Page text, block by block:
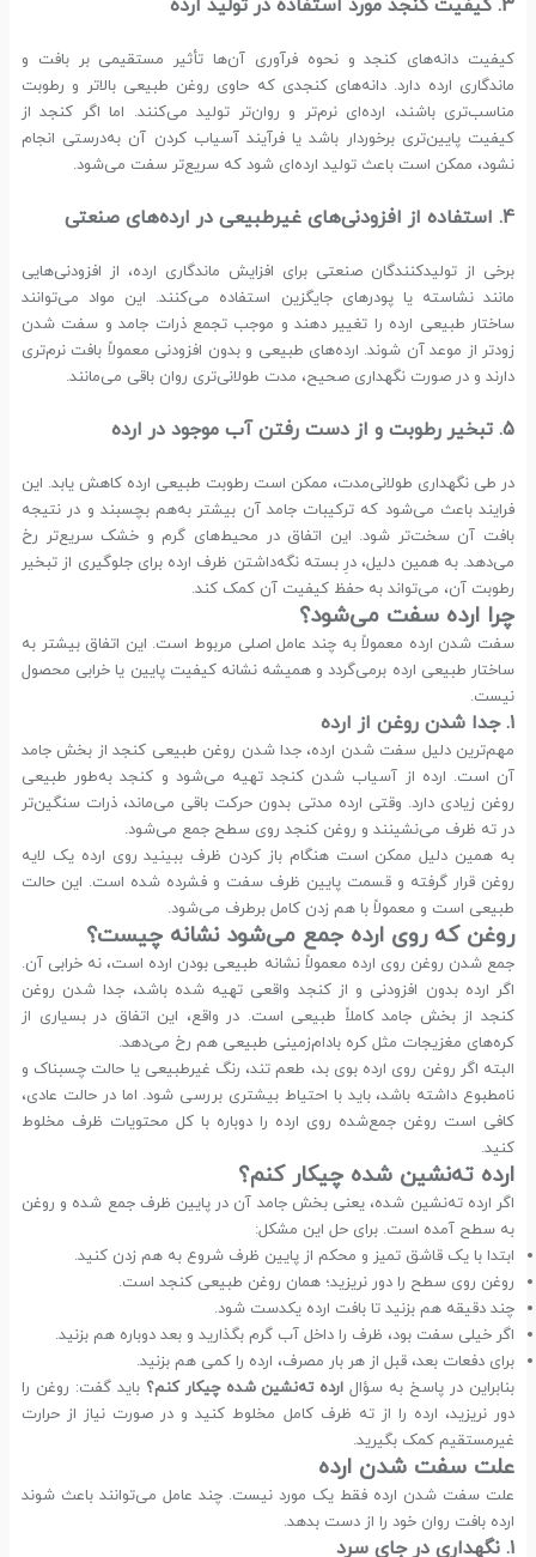
3. کیفیت کنجد مورد استفاده در تولید ارده
کیفیت دانه‌های کنجد و نحوه فرآوری آن‌ها تأثیر مستقیمی بر بافت و
ماندگاری ارده دارد. دانه‌های کنجدی که حاوی روغن طبیعی بالاتر و رطوبت
مناسب‌تری باشند، ارده‌ای نرم‌تر و روان‌تر تولید می‌کنند. اما اگر کنجد از
کیفیت پایین‌تری برخوردار باشد یا فرآیند آسیاب کردن آن به‌درستی انجام
نشود، ممکن است باعث تولید ارده‌ای شود که سریع‌تر سفت می‌شود.
4. استفاده از افزودنی‌های غیرطبیعی در ارده‌های صنعتی
برخی از تولیدکنندگان صنعتی برای افزایش ماندگاری ارده، از افزودنی‌هایی
مانند نشاسته یا پودرهای جایگزین استفاده می‌کنند. این مواد می‌توانند
ساختار طبیعی ارده را تغییر دهند و موجب تجمع ذرات جامد و سفت شدن
زودتر از موعد آن شوند. ارده‌های طبیعی و بدون افزودنی معمولاً بافت نرم‌تری
دارند و در صورت نگهداری صحیح، مدت طولانی‌تری روان باقی می‌مانند.
5. تبخیر رطوبت و از دست رفتن آب موجود در ارده
در طی نگهداری طولانی‌مدت، ممکن است رطوبت طبیعی ارده کاهش یابد. این
فرایند باعث می‌شود که ترکیبات جامد آن بیشتر به‌هم بچسبند و در نتیجه
بافت آن سخت‌تر شود. این اتفاق در محیط‌های گرم و خشک سریع‌تر رخ
می‌دهد. به همین دلیل، درِ بسته نگه‌داشتن ظرف ارده برای جلوگیری از تبخیر
رطوبت آن، می‌تواند به حفظ کیفیت آن کمک کند.
چرا ارده سفت می‌شود؟
سفت شدن ارده معمولاً به چند عامل اصلی مربوط است. این اتفاق بیشتر به
ساختار طبیعی ارده برمی‌گردد و همیشه نشانه کیفیت پایین یا خرابی محصول
نیست.
۱. جدا شدن روغن از ارده
مهم‌ترین دلیل سفت شدن ارده، جدا شدن روغن طبیعی کنجد از بخش جامد
آن است. ارده از آسیاب شدن کنجد تهیه می‌شود و کنجد به‌طور طبیعی
روغن زیادی دارد. وقتی ارده مدتی بدون حرکت باقی می‌ماند، ذرات سنگین‌تر
در ته ظرف می‌نشینند و روغن کنجد روی سطح جمع می‌شود.
به همین دلیل ممکن است هنگام باز کردن ظرف ببینید روی ارده یک لایه
روغن قرار گرفته و قسمت پایین ظرف سفت و فشرده شده است. این حالت
طبیعی است و معمولاً با هم زدن کامل برطرف می‌شود.
روغن که روی ارده جمع می‌شود نشانه چیست؟
جمع شدن روغن روی ارده معمولاً نشانه طبیعی بودن ارده است، نه خرابی آن.
اگر ارده بدون افزودنی و از کنجد واقعی تهیه شده باشد، جدا شدن روغن
کنجد از بخش جامد کاملاً طبیعی است. در واقع، این اتفاق در بسیاری از
کره‌های مغزیجات مثل کره بادام‌زمینی طبیعی هم رخ می‌دهد.
البته اگر روغن روی ارده بوی بد، طعم تند، رنگ غیرطبیعی یا حالت چسبناک و
نامطبوع داشته باشد، باید با احتیاط بیشتری بررسی شود. اما در حالت عادی،
کافی است روغن جمع‌شده روی ارده را دوباره با کل محتویات ظرف مخلوط
کنید.
ارده ته‌نشین شده چیکار کنم؟
اگر ارده ته‌نشین شده، یعنی بخش جامد آن در پایین ظرف جمع شده و روغن
به سطح آمده است. برای حل این مشکل:
ابتدا با یک قاشق تمیز و محکم از پایین ظرف شروع به هم زدن کنید.
روغن روی سطح را دور نریزید؛ همان روغن طبیعی کنجد است.
چند دقیقه هم بزنید تا بافت ارده یکدست شود.
اگر خیلی سفت بود، ظرف را داخل آب گرم بگذارید و بعد دوباره هم بزنید.
برای دفعات بعد، قبل از هر بار مصرف، ارده را کمی هم بزنید.
بنابراین در پاسخ به سؤال ارده ته‌نشین شده چیکار کنم؟ باید گفت: روغن را
دور نریزید، ارده را از ته ظرف کامل مخلوط کنید و در صورت نیاز از حرارت
غیرمستقیم کمک بگیرید.
علت سفت شدن ارده
علت سفت شدن ارده فقط یک مورد نیست. چند عامل می‌توانند باعث شوند
ارده بافت روان خود را از دست بدهد.
۱. نگهداری در جای سرد